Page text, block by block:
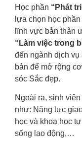
Học phần “Phát
lựa chọn học
lĩnh vực bản thân
“Làm việc trong
đến ngành dịch
bản để mở rộng
sóc Sắc đẹp.
Ngoài ra, sinh
như: Năng lực
học và khoa học
sống lao động,…